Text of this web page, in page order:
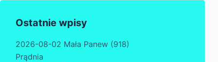
Ostatnie wpisy
2026-08-02 Mała Panew (918)
Prądnia